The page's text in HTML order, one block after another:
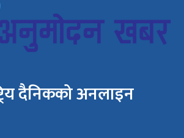
दैनिकको अनलाइन